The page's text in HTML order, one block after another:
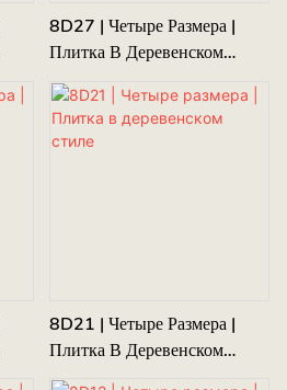
8D27 | Четыре Размера |
Плитка В Деревенском
Стиле
8D21 | Четыре Размера |
Плитка В Деревенском
Стиле